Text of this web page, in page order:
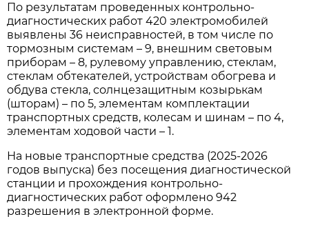
По результатам проведенных контрольно-
диагностических работ 420 электромобилей
выявлены 36 неисправностей, в том числе по
тормозным системам – 9, внешним световым
приборам – 8, рулевому управлению, стеклам,
стеклам обтекателей, устройствам обогрева и
обдува стекла, солнцезащитным козырькам
(шторам) – по 5, элементам комплектации
транспортных средств, колесам и шинам – по 4,
элементам ходовой части – 1.
На новые транспортные средства (2025-2026
годов выпуска) без посещения диагностической
станции и прохождения контрольно-
диагностических работ оформлено 942
разрешения в электронной форме.